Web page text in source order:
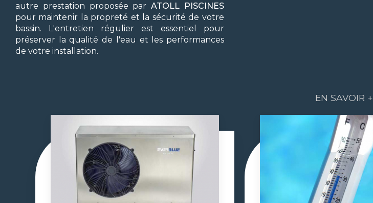
autre prestation proposée parATOLL PISCINES
pour maintenir la propreté et la sécurité de votre
bassin. L'entretien régulier est essentiel pour
préserver la qualité de l'eau et les performances
de votre installation.
EN SAVOIR +